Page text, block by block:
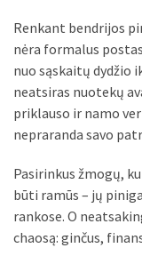
Renkant bendrijos
nėra formalus
nuo sąskaitų dydžio
neatsiras nuotekų
priklauso ir namo
nepraranda savo
Pasirinkus žmogų,
būti ramūs – jų
rankose. O
chaosą: ginčus,